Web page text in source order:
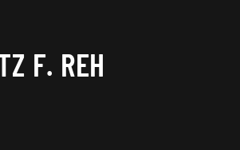
F. REH